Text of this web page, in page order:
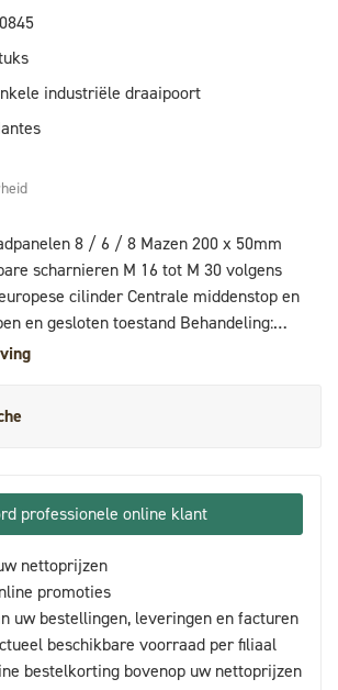
industriële draaipoort
toestand Behandeling:
polyester 80 µ
professionele online klant
nettoprijzen
promoties
uw bestellingen, leveringen en facturen
beschikbare voorraad per filiaal
bestelkorting bovenop uw nettoprijzen